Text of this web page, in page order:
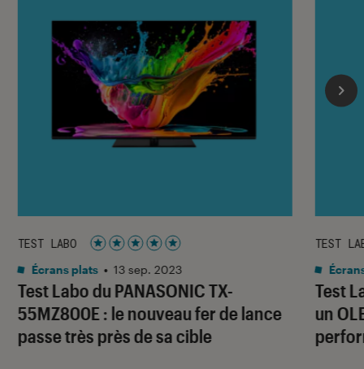
Test Labo du PANASONIC TX-
55MZ800E : le nouveau fer de lance
passe très près de sa cible
TEST LABO
Noté 5 étoiles sur 5
Écrans plats • 13 sep. 2023
Test
un
TEST